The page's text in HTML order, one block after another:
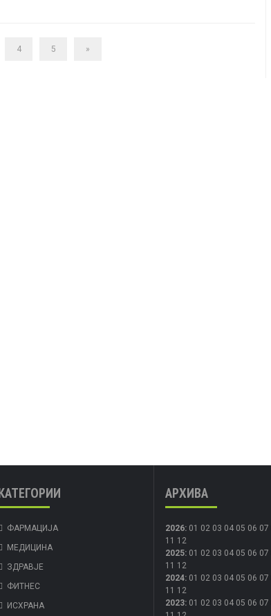
4 5 »
ФАРМАЦИЈА
МЕДИЦИНА
ЗДРАВЈЕ
ФИТНЕС
ИСХРАНА
АРХИВА
2026: 01 02 03 04 05 06 07
11 12
2025: 01 02 03 04 05 06 07
11 12
2024: 01 02 03 04 05 06 07
11 12
2023: 01 02 03 04 05 06 07